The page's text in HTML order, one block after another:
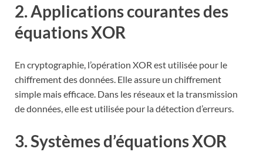
2. Applications courantes des
équations XOR
En cryptographie, l’opération XOR est utilisée pour le
chiffrement des données. Elle assure un chiffrement
simple mais efficace. Dans les réseaux et la transmission
de données, elle est utilisée pour la détection d’erreurs.
3. Systèmes d’équations XOR